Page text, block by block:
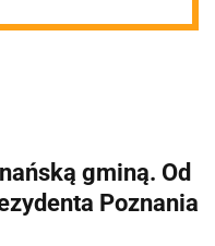
za
gminą. Od
Poznania